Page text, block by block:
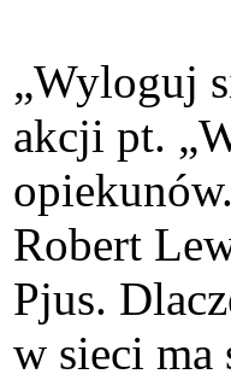
„Wyloguj
akcji pt.
Robert
Pjus.
w sieci ma